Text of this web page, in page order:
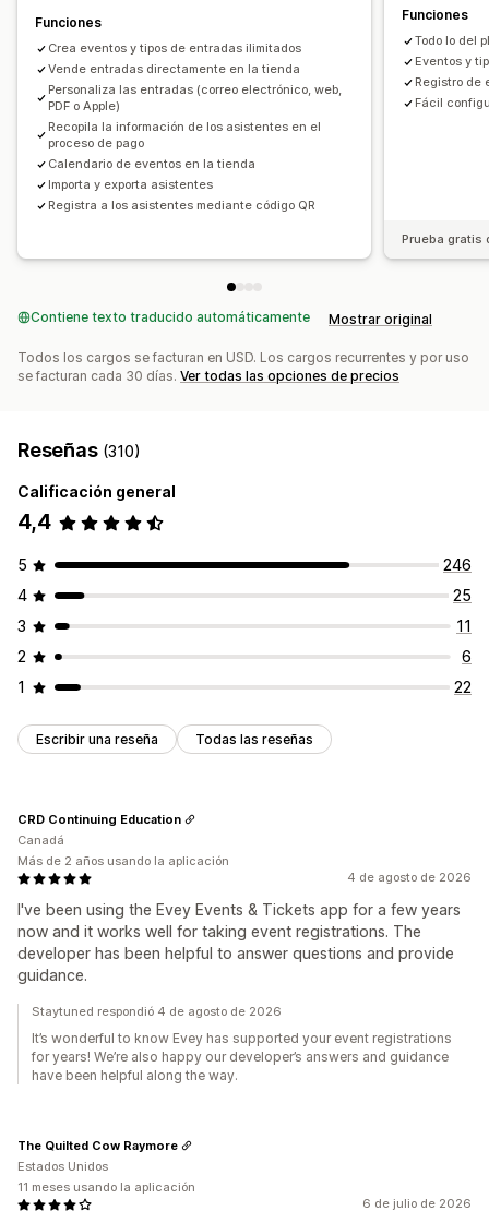
Notificaciones de correo electrónico
Múltiples idiomas
Múltiples sucursales
Gestión de personal
Personalización
Páginas de reserva
Tickets personalizados
Notificaciones personalizadas
CSS personalizado
Funciones
Crea eventos y tipos de entradas ilimitados
Vende entradas directamente en la tienda
Personaliza las entradas (correo electrónico, web,
PDF o Apple)
Recopila la información de los asistentes en el
proceso de pago
Calendario de eventos en la tienda
Importa y exporta asistentes
Registra a los asistentes mediante código QR
Funciones
Todo lo del
Eventos y
Registro de
Fácil
Prueba gratis
Contiene texto traducido automáticamente Mostrar original
Todos los cargos se facturan en USD. Los cargos recurrentes y por uso
se facturan cada 30 días. Ver todas las opciones de precios
Reseñas (310)
Calificación general
4,4
5
246
4
25
3
11
2
6
1
22
Escribir una reseña Todas las reseñas
4 de agosto de 2026
I've been using the Evey Events & Tickets app for a few years
now and it works well for taking event registrations. The
developer has been helpful to answer questions and provide
guidance.
CRD Continuing Education
Canadá
Más de 2 años usando la aplicación
Staytuned respondió 4 de agosto de 2026
It’s wonderful to know Evey has supported your event registrations
for years! We’re also happy our developer’s answers and guidance
have been helpful along the way.
6 de julio de 2026
The Quilted Cow Raymore
Estados Unidos
11 meses usando la aplicación